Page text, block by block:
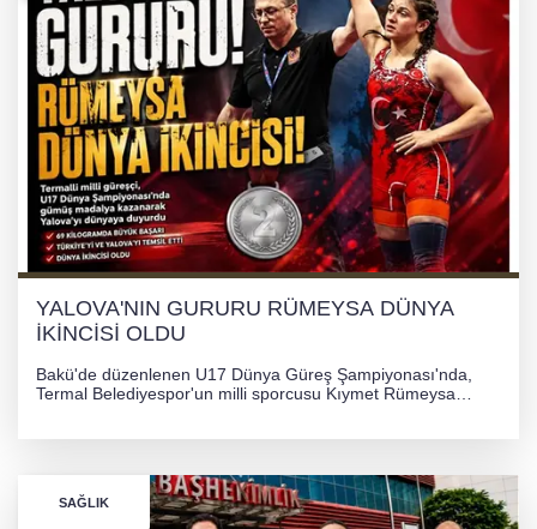
YALOVA'NIN GURURU RÜMEYSA DÜNYA
İKİNCİSİ OLDU
Bakü'de düzenlenen U17 Dünya Güreş Şampiyonası'nda,
Termal Belediyespor'un milli sporcusu Kıymet Rümeysa
SAĞLIK